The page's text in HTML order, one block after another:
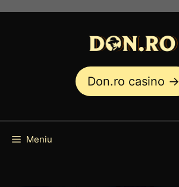
Don.ro casino →
Meniu